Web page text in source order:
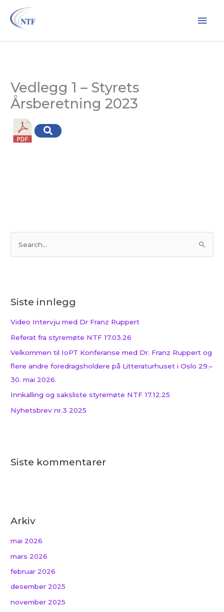
rett
innholdet
Vedlegg 1 – Styrets
Årsberetning 2023
ø
t
r
:
Siste innlegg
Video Intervju med Dr Franz Ruppert
Referat fra styremøte NTF 17.03.26
Velkommen til IoPT Konferanse med Dr. Franz Ruppert og
flere andre foredragsholdere på Litteraturhuset i Oslo 29.–
30. mai 2026.
Innkalling og saksliste styremøte NTF 17.12.25
Nyhetsbrev nr.3 2025
Siste kommentarer
Arkiv
mai 2026
mars 2026
februar 2026
desember 2025
november 2025